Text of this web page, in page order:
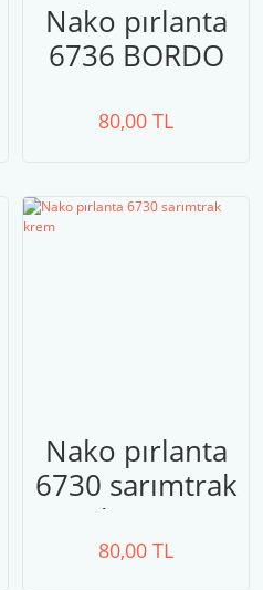
Nako pırlanta
6736 BORDO
80,00 TL
Nako pırlanta
6730 sarımtrak
krem
80,00 TL